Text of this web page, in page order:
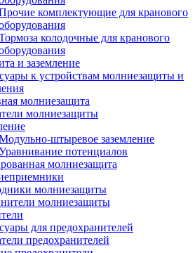
комплектующие для кранового
колодочные для кранового
и заземление
к устройствам молниезащиты и
молниезащита
молниезащиты
штыревое заземление
потенциалов
молниезащита
молниезащиты
молниезащиты
для предохранителей
предохранителей